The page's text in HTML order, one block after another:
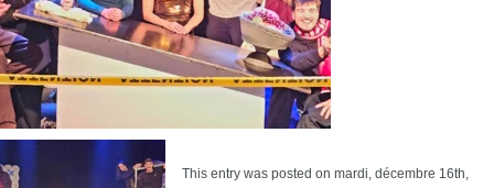
This entry was posted on mardi, décembre 16th,